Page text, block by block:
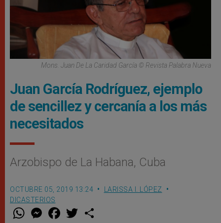
Mons. Juan De La Caridad García © Revista Palabra Nueva
Juan García Rodríguez, ejemplo
de sencillez y cercanía a los más
necesitados
Arzobispo de La Habana, Cuba
OCTUBRE 05, 2019 13:24
LARISSA I. LÓPEZ
DICASTERIOS
W M
e
F
a w